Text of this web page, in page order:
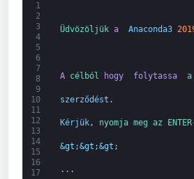
1
2
3
4
5
6
7
8
9
10
11
12
13
14
15
16
17
Üdvözöljük a Anaconda3
A célból hogy folytassa a
szerződést .
Kérjük, nyomja meg az
&gt;&gt;&gt;
. . .